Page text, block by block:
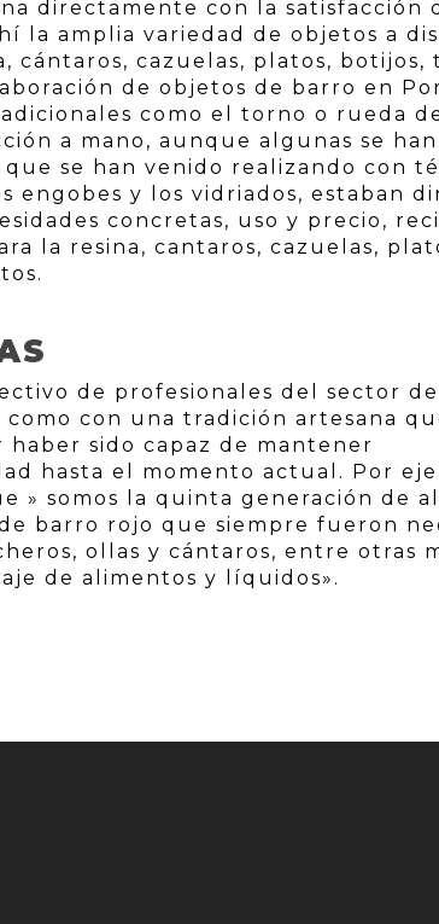
directamente con la satisfacción
la amplia variedad de objetos a
cántaros, cazuelas, platos, botijos,
de objetos de barro en
como el torno o rueda
a mano, aunque algunas se
se han venido realizando con
engobes y los vidriados, estaban
concretas, uso y precio,
la resina, cantaros, cazuelas,
de profesionales del sector
con una tradición artesana
sido capaz de mantener
hasta el momento actual. Por
» somos la quinta generación de
barro rojo que siempre fueron
ollas y cántaros, entre otras
de alimentos y líquidos».